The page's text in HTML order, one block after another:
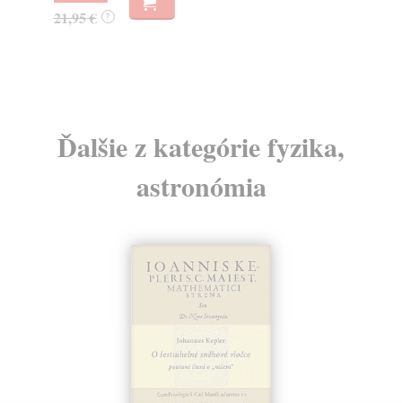
21,95 € ?
Ďalšie z kategórie fyzika,
astronómia